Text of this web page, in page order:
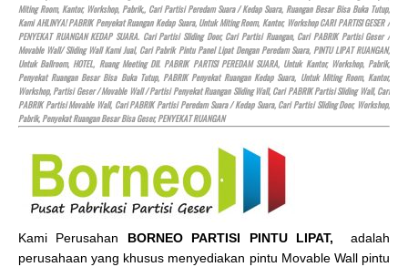
Miting Room, Kantor, Workshop, Pabrik,, Cari Partisi Peredam Suara / Kedap Suara, Ruangan Besar Bisa Buka Tutup,
Kami AHLINYA! PABRIK Penyekat Ruangan Kedap Suara, Untuk Miting Room, Kantor, Workshop CARI PARTISI GESER /
PENYEKAT RUANGAN KEDAP SUARA. Cari Partisi Sliding Door, Cari Partisi Ruangan, Cari PABRIK Partisi Geser /
Movable Wall/ Sliding Wall Kami Jual, Cari Pabrik Pintu Panel Lipat Dengan Peredam Suara, PINTU LIPAT RUANGAN,
Untuk Ballroom,HOTEL, Ruang Meeting Dll. PABRIK PARTISI PEREDAM SUARA, Untuk Kantor, Workshop, Pabrik,
Penyekat Ruangan Besar Bisa Buka Tutup, PABRIK Penyekat Ruangan Kedap Suara, Untuk Miting Room, Kantor,
Workshop, Partisi Geser / Movable Wall / Partisi Penyekat Ruangan Sliding Wall, Cari PABRIK Partisi Sliding Wall, Cari
PABRIK Partisi Movable Wall, Cari PABRIK Partisi Peredam Suara / Kedap Suara, Cari Partisi Sliding Door, Workshop,
Pabrik, Penyekat Ruangan Besar Bisa Geser, PENYEKAT RUANGAN
Kami Perusahan BORNEO PARTISI PINTU LIPAT, adalah
perusahaan yang khusus menyediakan pintu Movable Wall pintu